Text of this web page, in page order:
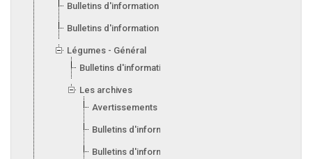
Bulletins d'information 2006
Bulletins d'information 2005
Légumes - Général
Bulletins d'information 2017
Les archives
Avertissements 2015
Bulletins d'information 2014
Bulletins d'information 2010